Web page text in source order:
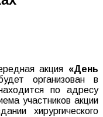
акция «День
организован в
по адресу
участников акции
хирургического